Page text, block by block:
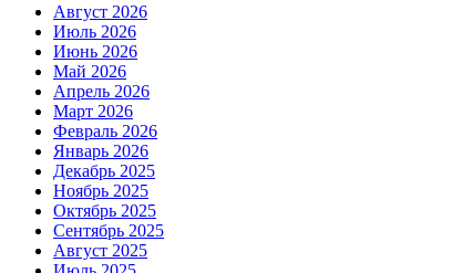
Август 2026
Июль 2026
Июнь 2026
Май 2026
Апрель 2026
Март 2026
Февраль 2026
Январь 2026
Декабрь 2025
Ноябрь 2025
Октябрь 2025
Сентябрь 2025
Август 2025